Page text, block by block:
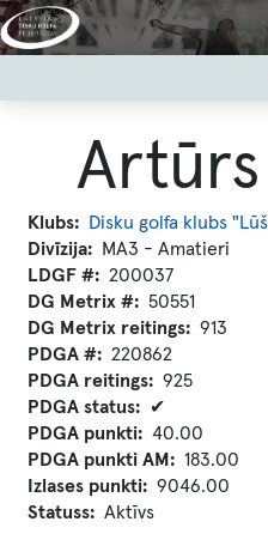
Pārlekt
uz
menu
Artūrs
Klubs
Disku golfa klubs
Divīzija
MA3 - Amatieri
LDGF #
200037
DG Metrix #
50551
DG Metrix reitings
913
PDGA #
220862
PDGA reitings
925
PDGA status
✔
PDGA punkti
40.00
PDGA punkti AM
183.00
Izlases punkti
9046.00
Statuss
Aktīvs